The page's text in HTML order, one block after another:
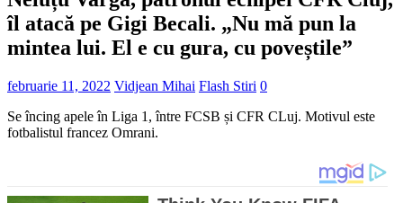
îl atacă pe Gigi Becali. „Nu mă pun la
mintea lui. El e cu gura, cu poveștile”
februarie 11, 2022 Vidjean Mihai Flash Stiri 0
Se încing apele în Liga 1, între FCSB și CFR CLuj. Motivul este
fotbalistul francez Omrani.